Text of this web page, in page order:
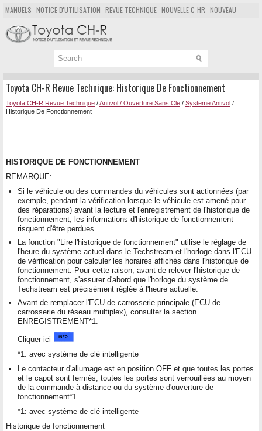
MANUELS NOTICE D'UTILISATION REVUE TECHNIQUE NOUVELLE C-HR NOUVEAU
POPULAIRE
PLAN DU SITE CHERCHER
Toyota CH-R Revue Technique: Historique De Fonctionnement
Toyota CH-R Revue Technique /Antivol / Ouverture Sans Cle / Systeme Antivol /
Historique De Fonctionnement
HISTORIQUE DE FONCTIONNEMENT
REMARQUE:
Si le véhicule ou des commandes du véhicules sont actionnées (par
exemple, pendant la vérification lorsque le véhicule est amené pour
des réparations) avant la lecture et l'enregistrement de l'historique de
fonctionnement, les informations d'historique de fonctionnement
risquent d'être perdues.
La fonction "Lire l'historique de fonctionnement" utilise le réglage de
l'heure du système actuel dans le Techstream et l'horloge dans l'ECU
de vérification pour calculer les horaires affichés dans l'historique de
fonctionnement. Pour cette raison, avant de relever l'historique de
fonctionnement, s'assurer d'abord que l'horloge du système de
Techstream est précisément réglée à l'heure actuelle.
Avant de remplacer l'ECU de carrosserie principale (ECU de
carrosserie du réseau multiplex), consulter la section
ENREGISTREMENT*1.
Cliquer ici
*1: avec système de clé intelligente
Le contacteur d'allumage est en position OFF et que toutes les portes
et le capot sont fermés, toutes les portes sont verrouillées au moyen
de la commande à distance ou du système d'ouverture de
fonctionnement*1.
*1: avec système de clé intelligente
Historique de fonctionnement